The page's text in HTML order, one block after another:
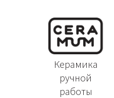
Керамика
ручной
работы